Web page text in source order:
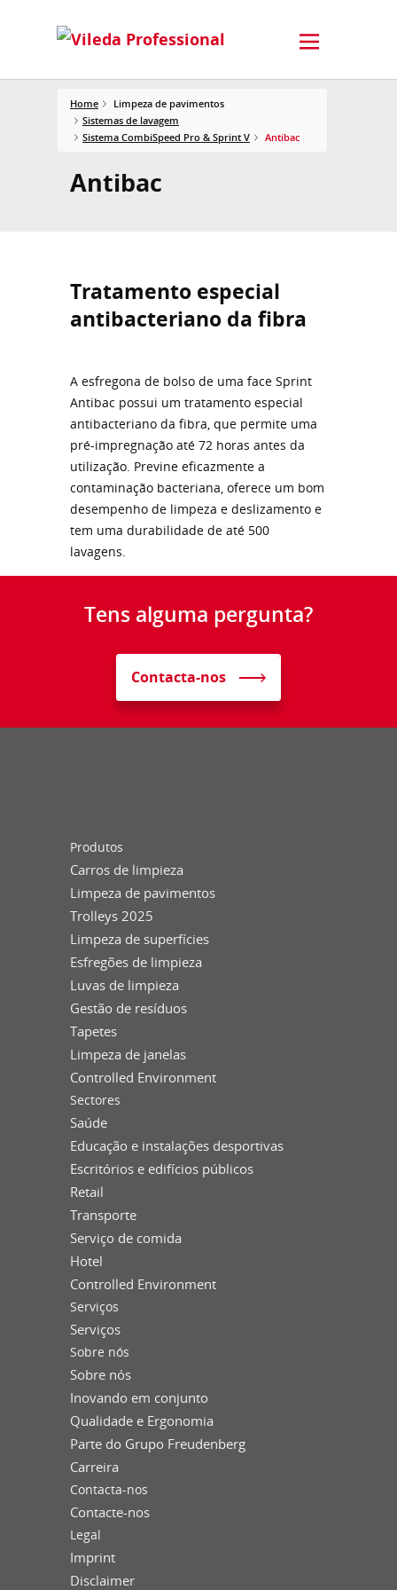
Home
Limpeza de pavimentos
Sistemas de lavagem
Sistema CombiSpeed Pro & Sprint V
Antibac
Antibac
Tratamento especial
antibacteriano da fibra
A esfregona de bolso de uma face Sprint
Antibac possui um tratamento especial
antibacteriano da fibra, que permite uma
pré-impregnação até 72 horas antes da
utilização. Previne eficazmente a
contaminação bacteriana, oferece um bom
desempenho de limpeza e deslizamento e
tem uma durabilidade de até 500
lavagens.
Tens alguma pergunta?
Contacta-nos
Produtos
Carros de limpieza
Limpeza de pavimentos
Trolleys 2025
Limpeza de superfícies
Esfregões de limpieza
Luvas de limpieza
Gestão de resíduos
Tapetes
Limpeza de janelas
Controlled Environment
Sectores
Saúde
Educação e instalações desportivas
Escritórios e edifícios públicos
Retail
Transporte
Serviço de comida
Hotel
Controlled Environment
Serviços
Serviços
Sobre nós
Sobre nós
Inovando em conjunto
Qualidade e Ergonomia
Parte do Grupo Freudenberg
Carreira
Contacta-nos
Contacte-nos
Legal
Imprint
Disclaimer